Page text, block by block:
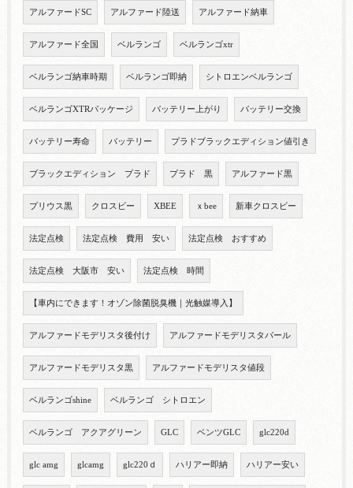
アルファードSC アルファード陸送 アルファード納車
アルファード全国 ベルランゴ ベルランゴxtr
ベルランゴ納車時期 ベルランゴ即納 シトロエンベルランゴ
ベルランゴXTRパッケージ バッテリー上がり バッテリー交換
バッテリー寿命 バッテリー プラドブラックエディション値引き
ブラックエディション プラド プラド 黒 アルファード黒
プリウス黒 クロスビー XBEE ｘbee 新車クロスビー
法定点検 法定点検 費用 安い 法定点検 おすすめ
法定点検 大阪市 安い 法定点検 時間
【車内にできます！オゾン除菌脱臭機｜光触媒導入】
アルファードモデリスタ後付け アルファードモデリスタパール
アルファードモデリスタ黒 アルファードモデリスタ値段
ベルランゴshine ベルランゴ シトロエン
ベルランゴ アクアグリーン GLC ベンツGLC glc220d
glc amg glcamg glc220ｄ ハリアー即納 ハリアー安い